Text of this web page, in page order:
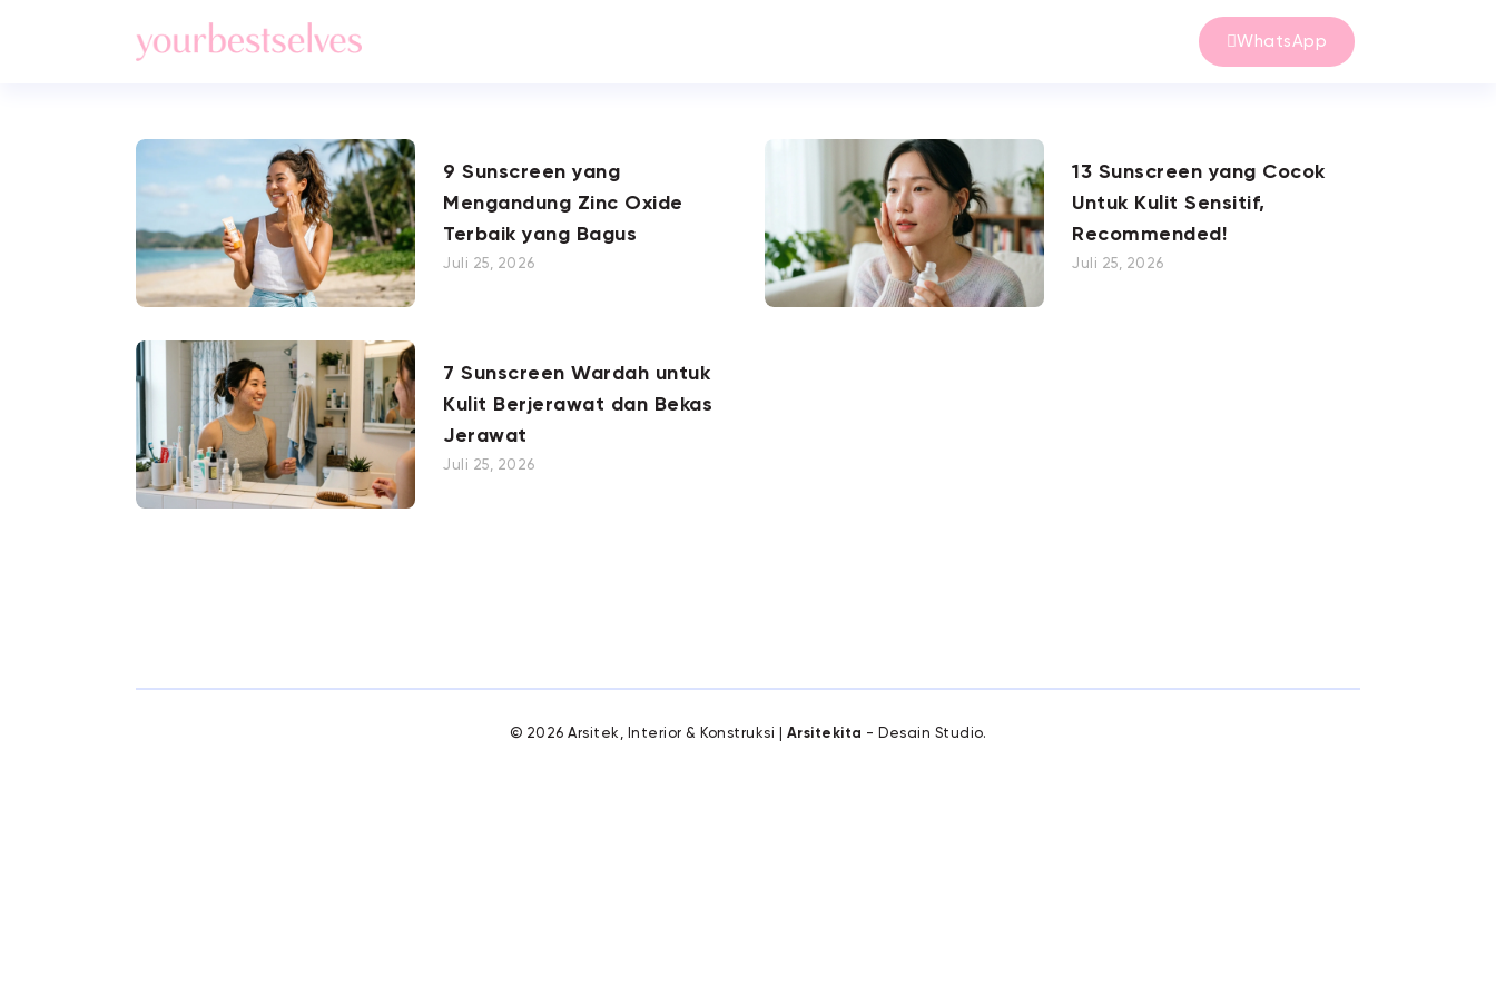
WhatsApp
9 Sunscreen yang
Mengandung Zinc Oxide
Terbaik yang Bagus
Juli 25, 2026
13 Sunscreen yang Cocok
Untuk Kulit Sensitif,
Recommended!
Juli 25, 2026
7 Sunscreen Wardah untuk
Kulit Berjerawat dan Bekas
Jerawat
Juli 25, 2026
© 2026 Arsitek, Interior & Konstruksi | Arsitekita - Desain Studio.